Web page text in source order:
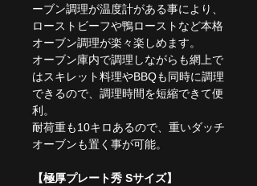
ーブン調理が温度計がある事により、
ローストビーフや鴨ローストなど本格
オーブン調理が楽々楽しめます。
オーブン庫内で調理しながらも網上で
はスキレット料理やBBQも同時に調理
できるので、調理時間を短縮できて便
利。
耐荷重も10キロあるので、重いダッチ
オーブンも置く事が可能。
【極厚プレート秀 Sサイズ】